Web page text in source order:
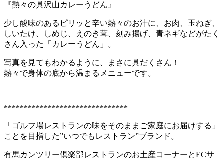
『熱々の具沢山カレーうどん』
少し酸味のあるピリッと辛い熱々のお汁に、お肉、玉ねぎ、
しいたけ、しめじ、えのき茸、刻み揚げ、青ネギなどがたく
さん入った「カレーうどん」。
写真を見てもわかるように、まさに具だくさん！
熱々で身体の底から温まるメニューです。
*******************************
「ゴルフ場レストランの味をそのままご家庭にお届けする」
ことを目指した”いつでもレストラン”ブランド。
有馬カンツリー倶楽部レストランのお土産コーナーとECサ